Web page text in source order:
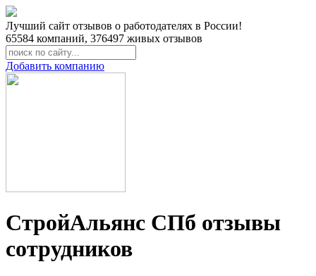
Лучший сайт отзывов о работодателях в России!
65584 компаний, 376497 живых отзывов
Добавить компанию
СтройАльянс СПб отзывы
сотрудников